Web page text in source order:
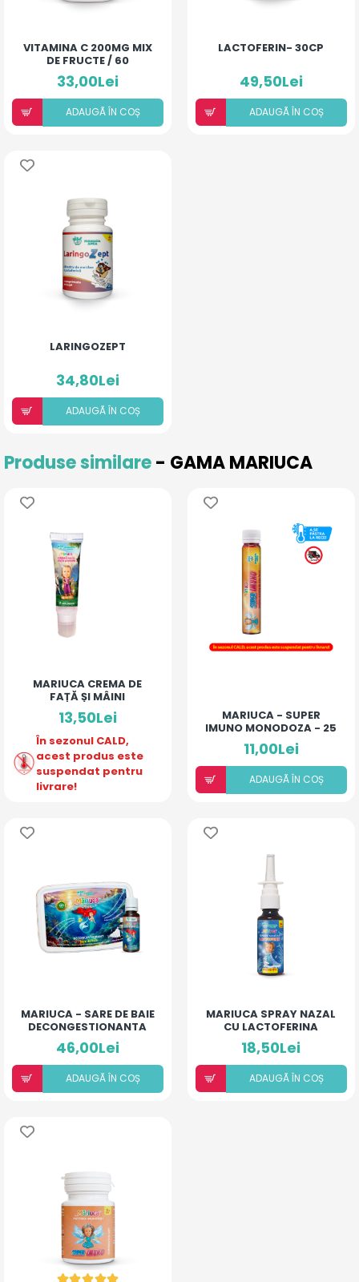
VITAMINA C 200MG MIX
DE FRUCTE / 60
COMPRIMATE
33,00Lei
ADAUGÃ ÎN COȘ
LACTOFERIN- 30CP
49,50Lei
ADAUGÃ ÎN COȘ
LARINGOZEPT
34,80Lei
ADAUGÃ ÎN COȘ
Produse similare- GAMA MARIUCA
MARIUCA CREMA DE
FAȚĂ ȘI MÂINI
13,50Lei
În sezonul CALD,
acest produs este
suspendat pentru
livrare!
MARIUCA - SUPER
IMUNO MONODOZA - 25
ML
11,00Lei
ADAUGÃ ÎN COȘ
MARIUCA - SARE DE BAIE
DECONGESTIONANTA
46,00Lei
ADAUGÃ ÎN COȘ
MARIUCA SPRAY NAZAL
CU LACTOFERINA
PREVENȚIE COPII
18,50Lei
ADAUGÃ ÎN COȘ